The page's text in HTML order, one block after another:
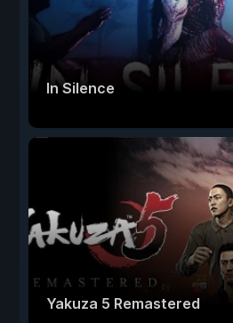
In Silence
Yakuza 5 Remastered